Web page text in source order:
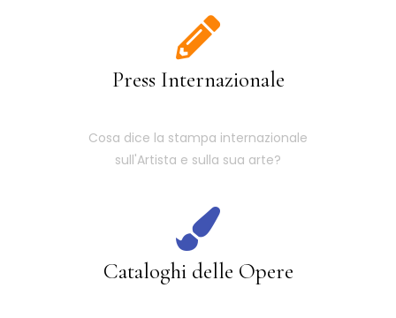
Press Internazionale
Cosa dice la stampa internazionale
sull'Artista e sulla sua arte?
Cataloghi delle Opere